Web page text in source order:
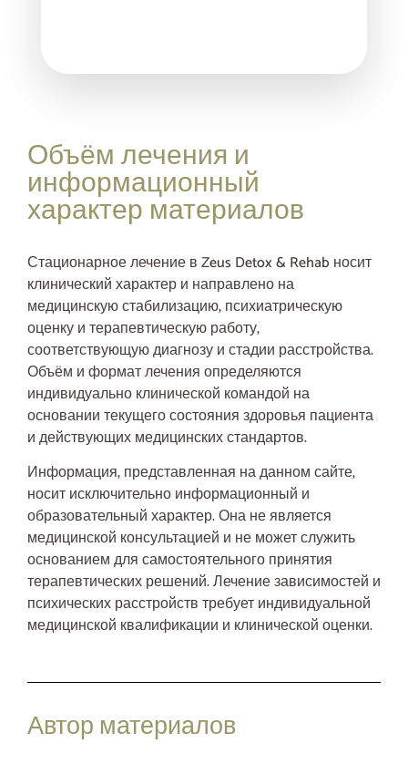
Объём лечения и
информационный
характер материалов
Стационарное лечение в Zeus Detox & Rehab носит
клинический характер и направлено на
медицинскую стабилизацию, психиатрическую
оценку и терапевтическую работу,
соответствующую диагнозу и стадии расстройства.
Объём и формат лечения определяются
индивидуально клинической командой на
основании текущего состояния здоровья пациента
и действующих медицинских стандартов.
Информация, представленная на данном сайте,
носит исключительно информационный и
образовательный характер. Она не является
медицинской консультацией и не может служить
основанием для самостоятельного принятия
терапевтических решений. Лечение зависимостей и
психических расстройств требует индивидуальной
медицинской квалификации и клинической оценки.
Автор материалов